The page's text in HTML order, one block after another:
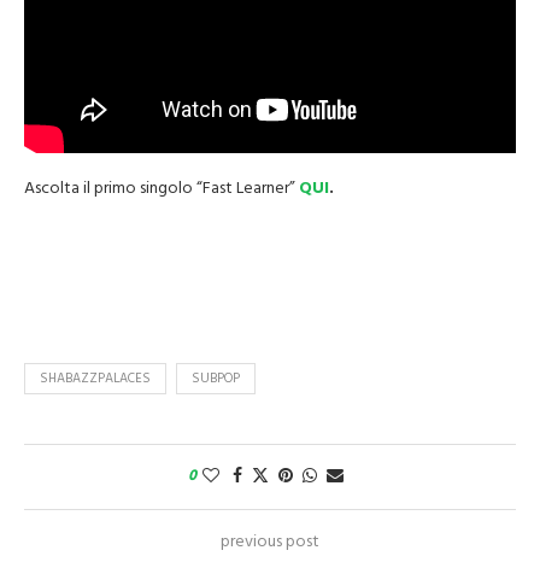
Ascolta il primo singolo “Fast Learner”QUI.
SHABAZZPALACES SUBPOP
0
previous post